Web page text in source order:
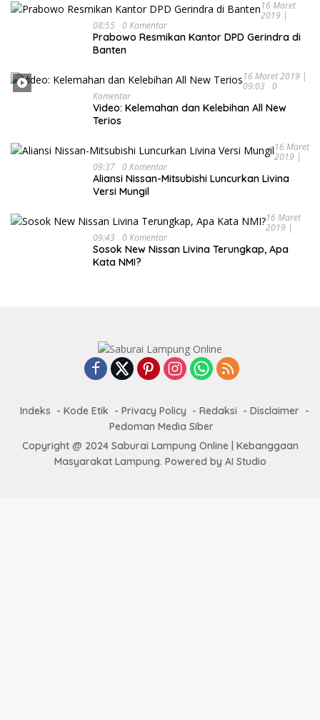
16 Maret
2019 |
08:55 0 Komentar
Prabowo Resmikan Kantor DPD Gerindra di
Banten
16 Maret 2019 |
09:03
0
Komentar
Video: Kelemahan dan Kelebihan All New
Terios
16 Maret
2019 |
09:37 0 Komentar
Aliansi Nissan-Mitsubishi Luncurkan Livina
Versi Mungil
16 Maret
2019 |
09:43
0 Komentar
Sosok New Nissan Livina Terungkap, Apa
Kata NMI?
Indeks Kode Etik Privacy Policy Redaksi
Disclaimer
Pedoman Media Siber
Copyright @ 2024 Saburai Lampung Online | Kebanggaan
Masyarakat Lampung. Powered by AI Studio